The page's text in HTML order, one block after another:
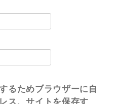
るためブラウザーに自
ス、サイトを保存す